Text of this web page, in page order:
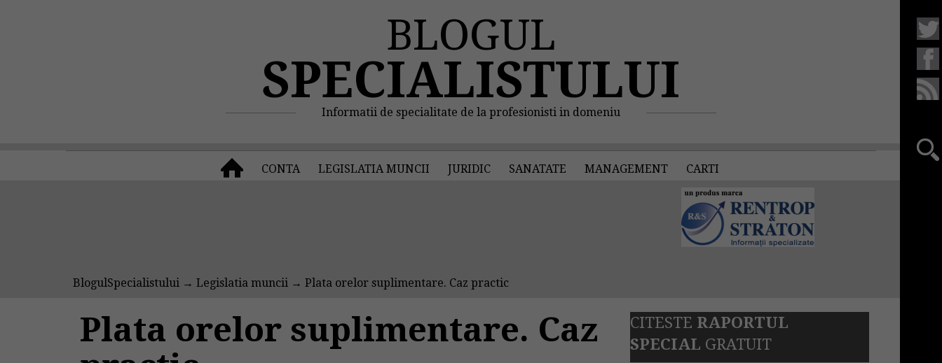
BLOGUL
SPECIALISTULUI
Informatii de specialitate de la profesionisti in domeniu
CONTA LEGISLATIA MUNCII JURIDIC SANATATE MANAGEMENT CARTI
BlogulSpecialistului →Legislatia muncii → Plata orelor suplimentare. Caz practic
Plata orelor suplimentare. Caz
CITESTE RAPORTUL
SPECIAL GRATUIT